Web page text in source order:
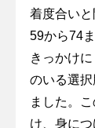
着度合い
59から74
きっかけ
のいる選
ました。
け、身に